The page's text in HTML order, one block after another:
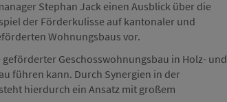
Stephan Jack einen Ausblick über die
der Förderkulisse auf kantonaler und
Wohnungsbaus vor.
Geschosswohnungsbau in Holz- und
führen kann. Durch Synergien in der
hierdurch ein Ansatz mit großem